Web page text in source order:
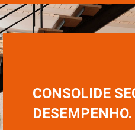
Cisco
CONSOLIDE
DESEMPENHO.